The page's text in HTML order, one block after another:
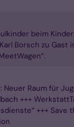
beim
Borsch zu Gast
Neuer Raum für
+++
+++ Save